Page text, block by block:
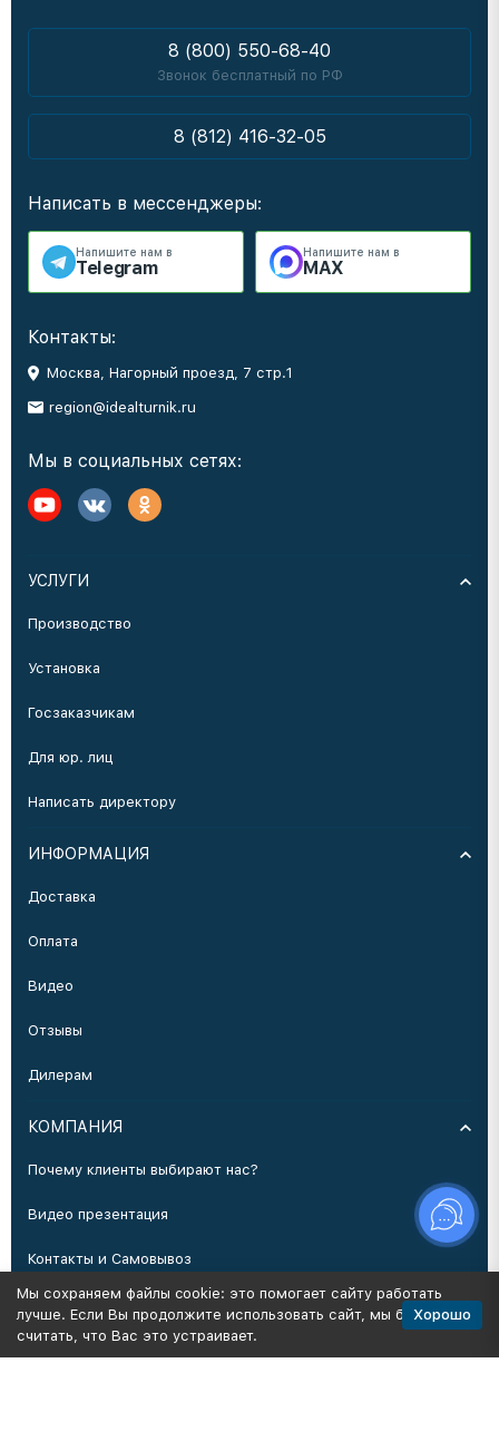
8 (800) 550-68-40
Звонок бесплатный по РФ
8 (812) 416-32-05
Написать в мессенджеры:
Напишите нам в
Telegram
Напишите нам в
MAX
Контакты:
Москва, Нагорный проезд, 7 стр.1
region@idealturnik.ru
Мы в социальных сетях:
УСЛУГИ
Производство
Установка
Госзаказчикам
Для юр. лиц
Написать директору
ИНФОРМАЦИЯ
Доставка
Оплата
Видео
Отзывы
Дилерам
КОМПАНИЯ
Почему клиенты выбирают нас?
Видео презентация
Контакты и Самовывоз
Производство
Мы сохраняем файлы cookie: это помогает сайту работать
лучше. Если Вы продолжите использовать сайт, мы будем
считать, что Вас это устраивает.
Хорошо